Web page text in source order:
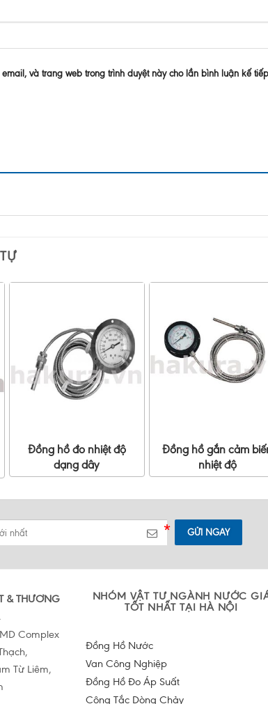
email, và trang web trong trình duyệt này cho lần bình luận kế
Đồng hồ đo nhiệt độ
dạng dây
Đồng hồ gắn cảm
nhiệt độ
GỬI NGAY
& THƯƠNG
Complex
Từ Liêm,
NHÓM VẬT TƯ NGÀNH NƯỚC
TỐT NHẤT TẠI HÀ NỘI
Đồng Hồ Nước
Van Công Nghiệp
Đồng Hồ Đo Áp Suất
Công Tắc Dòng Chảy